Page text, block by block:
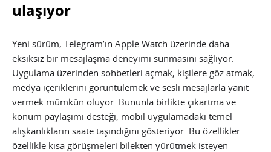
ulaşıyor
Yeni sürüm, Telegram’ın Apple Watch üzerinde daha
eksiksiz bir mesajlaşma deneyimi sunmasını sağlıyor.
Uygulama üzerinden sohbetleri açmak, kişilere göz atmak,
medya içeriklerini görüntülemek ve sesli mesajlarla yanıt
vermek mümkün oluyor. Bununla birlikte çıkartma ve
konum paylaşımı desteği, mobil uygulamadaki temel
alışkanlıkların saate taşındığını gösteriyor. Bu özellikler
özellikle kısa görüşmeleri bilekten yürütmek isteyen